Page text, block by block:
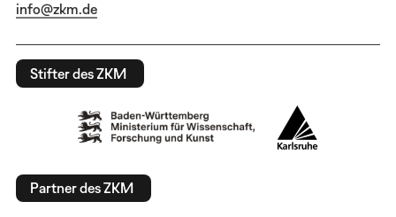
info@zkm.de
Stifter des ZKM
Partner des ZKM